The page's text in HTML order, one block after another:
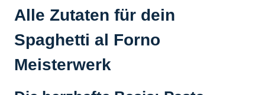
Alle Zutaten für dein
Spaghetti al Forno
Meisterwerk